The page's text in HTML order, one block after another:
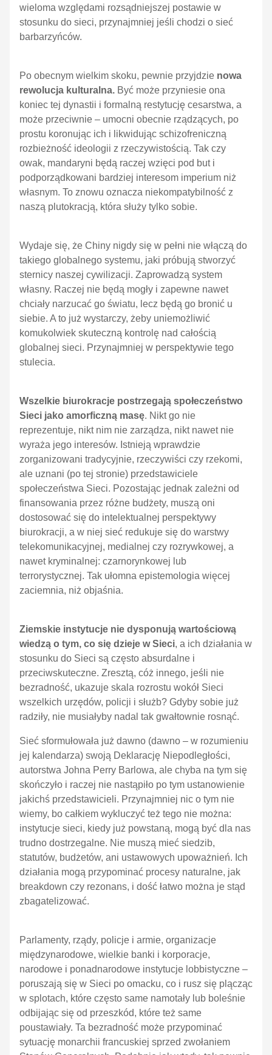
wieloma względami rozsądniejszej postawie w
stosunku do sieci, przynajmniej jeśli chodzi o sieć
barbarzyńców.
Po obecnym wielkim skoku, pewnie przyjdzie nowa
rewolucja kulturalna. Być może przyniesie ona
koniec tej dynastii i formalną restytucję cesarstwa, a
może przeciwnie – umocni obecnie rządzących, po
prostu koronując ich i likwidując schizofreniczną
rozbieżność ideologii z rzeczywistością. Tak czy
owak, mandaryni będą raczej wzięci pod but i
podporządkowani bardziej interesom imperium niż
własnym. To znowu oznacza niekompatybilność z
naszą plutokracją, która służy tylko sobie.
Wydaje się, że Chiny nigdy się w pełni nie włączą do
takiego globalnego systemu, jaki próbują stworzyć
sternicy naszej cywilizacji. Zaprowadzą system
własny. Raczej nie będą mogły i zapewne nawet
chciały narzucać go światu, lecz będą go bronić u
siebie. A to już wystarczy, żeby uniemożliwić
komukolwiek skuteczną kontrolę nad całością
globalnej sieci. Przynajmniej w perspektywie tego
stulecia.
Wszelkie biurokracje postrzegają społeczeństwo
Sieci jako amorficzną masę. Nikt go nie
reprezentuje, nikt nim nie zarządza, nikt nawet nie
wyraża jego interesów. Istnieją wprawdzie
zorganizowani tradycyjnie, rzeczywiści czy rzekomi,
ale uznani (po tej stronie) przedstawiciele
społeczeństwa Sieci. Pozostając jednak zależni od
finansowania przez różne budżety, muszą oni
dostosować się do intelektualnej perspektywy
biurokracji, a w niej sieć redukuje się do warstwy
telekomunikacyjnej, medialnej czy rozrywkowej, a
nawet kryminalnej: czarnorynkowej lub
terrorystycznej. Tak ułomna epistemologia więcej
zaciemnia, niż objaśnia.
Ziemskie instytucje nie dysponują wartościową
wiedzą o tym, co się dzieje w Sieci, a ich działania w
stosunku do Sieci są często absurdalne i
przeciwskuteczne. Zresztą, cóż innego, jeśli nie
bezradność, ukazuje skala rozrostu wokół Sieci
wszelkich urzędów, policji i służb? Gdyby sobie już
radziły, nie musiałyby nadal tak gwałtownie rosnąć.
Sieć sformułowała już dawno (dawno – w rozumieniu
jej kalendarza) swoją Deklarację Niepodległości,
autorstwa Johna Perry Barlowa, ale chyba na tym się
skończyło i raczej nie nastąpiło po tym ustanowienie
jakichś przedstawicieli. Przynajmniej nic o tym nie
wiemy, bo całkiem wykluczyć też tego nie można:
instytucje sieci, kiedy już powstaną, mogą być dla nas
trudno dostrzegalne. Nie muszą mieć siedzib,
statutów, budżetów, ani ustawowych upoważnień. Ich
działania mogą przypominać procesy naturalne, jak
breakdown czy rezonans, i dość łatwo można je stąd
zbagatelizować.
Parlamenty, rządy, policje i armie, organizacje
międzynarodowe, wielkie banki i korporacje,
narodowe i ponadnarodowe instytucje lobbistyczne –
poruszają się w Sieci po omacku, co i rusz się plącząc
w splotach, które często same namotały lub boleśnie
odbijając się od przeszkód, które też same
poustawiały. Ta bezradność może przypominać
sytuację monarchii francuskiej sprzed zwołaniem